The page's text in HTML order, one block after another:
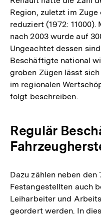
Region, zuletzt im Zuge
reduziert (1972:
nach 2003 wurde auf
Ungeachtet dessen
Beschäftigte national
groben Zügen lässt
im regionalen
folgt beschreiben.
Regulär
Dazu zählen neben den
Festangestellten auch
Leiharbeiter und
geordert werden. In